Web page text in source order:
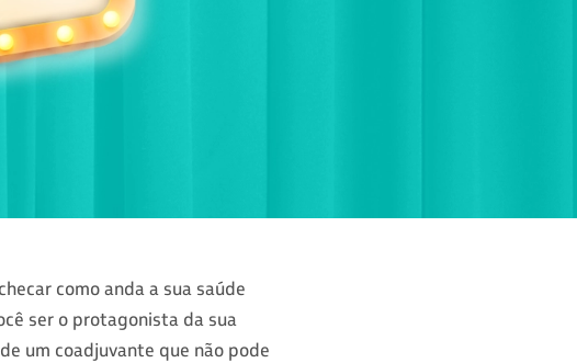
como anda a sua saúde
ser o protagonista da sua
um coadjuvante que não pode